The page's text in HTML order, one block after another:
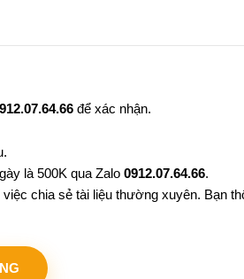
để xác nhận.
là 500K qua Zalo 0912.07.64.66.
chia sẻ tài liệu thường xuyên. Bạn